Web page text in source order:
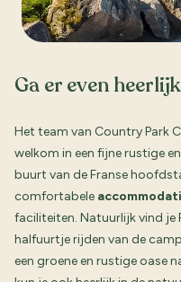
Ga er even
Het team van Country Park
welkom in een fijne rustige
buurt van de Franse
comfortabele
faciliteiten. Natuurlijk vind je
halfuurtje rijden van de
een groene en rustige oase